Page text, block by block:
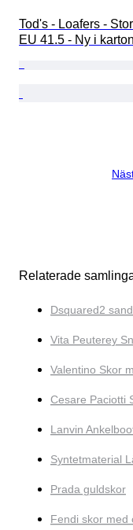
Tod's - Loafers -
EU 41.5 - Ny i
Relaterade
Dsquared2
Vita Peuterey
Valentino Skor
Cesare Paciotti
Lanvin
Syntetmaterial
Prada guldskor
Fendi skor med